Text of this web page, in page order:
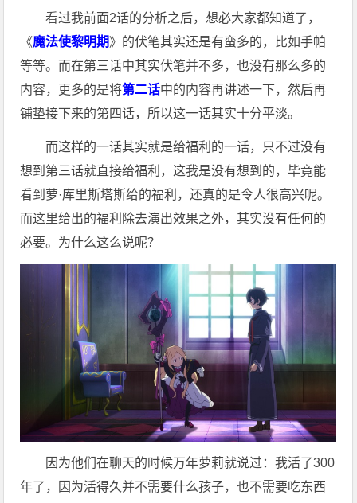
看过我前面2话的分析之后，想必大家都知道了，
《魔法使黎明期》的伏笔其实还是有蛮多的，比如手帕
等等。而在第三话中其实伏笔并不多，也没有那么多的
内容，更多的是将第二话中的内容再讲述一下，然后再
铺垫接下来的第四话，所以这一话其实十分平淡。
而这样的​一话​其实就是给福利的一话，只不过没有
想到第三话就直接给福利，这我是没有想到的，毕竟能
看到萝·库里斯塔斯给的福利，还真的是令人很高兴呢。
而这里给​出​的福利除去演出效果之外，其实没有任何的
必要。为什么这么说呢？
因为他们在聊天的时候万年萝莉就说过：我活了300
年了，因为活得久并不需要什么孩子，也不需要吃东西